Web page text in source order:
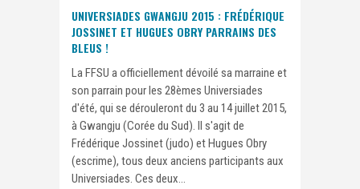
UNIVERSIADES GWANGJU 2015 : FRÉDÉRIQUE
JOSSINET ET HUGUES OBRY PARRAINS DES
BLEUS !
La FFSU a officiellement dévoilé sa marraine et
son parrain pour les 28èmes Universiades
d'été, qui se dérouleront du 3 au 14 juillet 2015,
à Gwangju (Corée du Sud). Il s'agit de
Frédérique Jossinet (judo) et Hugues Obry
(escrime), tous deux anciens participants aux
Universiades. Ces deux...